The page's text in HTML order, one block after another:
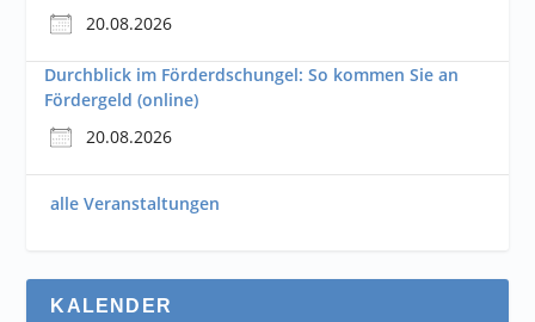
20.08.2026
Durchblick im Förderdschungel: So kommen Sie an
Fördergeld (online)
20.08.2026
alle Veranstaltungen
KALENDER